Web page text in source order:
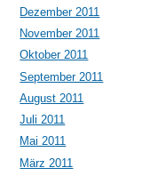
Dezember 2011
November 2011
Oktober 2011
September 2011
August 2011
Juli 2011
Mai 2011
März 2011